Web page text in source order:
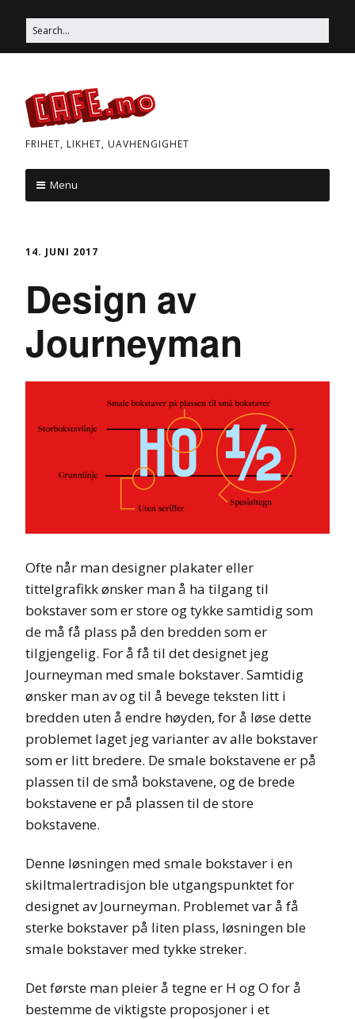
to
content
Search
for:
FRIHET, LIKHET, UAVHENGIGHET
Menu
content
14. JUNI 2017
Design av
Journeyman
Ofte når man designer plakater eller
tittelgrafikk ønsker man å ha tilgang til
bokstaver som er store og tykke samtidig som
de må få plass på den bredden som er
tilgjengelig. For å få til det designet jeg
Journeyman med smale bokstaver. Samtidig
ønsker man av og til å bevege teksten litt i
bredden uten å endre høyden, for å løse dette
problemet laget jeg varianter av alle bokstaver
som er litt bredere. De smale bokstavene er på
plassen til de små bokstavene, og de brede
bokstavene er på plassen til de store
bokstavene.
Denne løsningen med smale bokstaver i en
skiltmalertradisjon ble utgangspunktet for
designet av Journeyman. Problemet var å få
sterke bokstaver på liten plass, løsningen ble
smale bokstaver med tykke streker.
Det første man pleier å tegne er H og O for å
bestemme de viktigste proposjoner i et